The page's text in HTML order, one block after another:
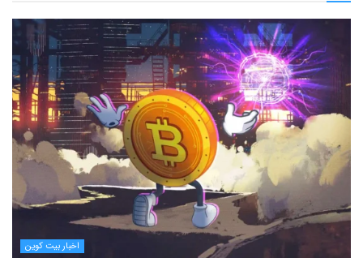
اخبار بیت کوین